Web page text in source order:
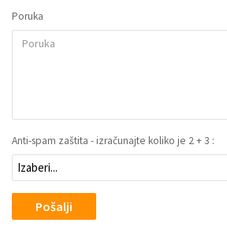
Poruka
Anti-spam zaštita - izračunajte koliko je 2 + 3 :
Pošalji